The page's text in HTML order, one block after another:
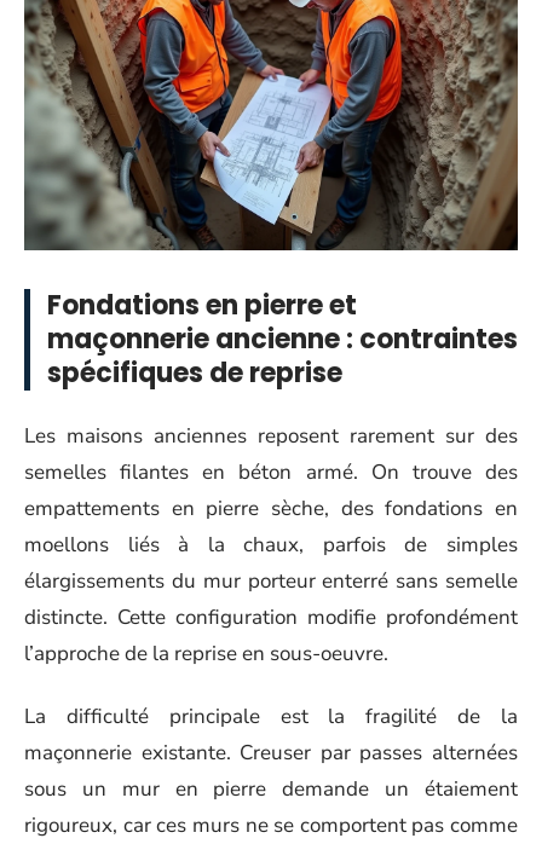
Fondations en pierre et
maçonnerie ancienne : contraintes
spécifiques de reprise
Les maisons anciennes reposent rarement sur des
semelles filantes en béton armé. On trouve des
empattements en pierre sèche, des fondations en
moellons liés à la chaux, parfois de simples
élargissements du mur porteur enterré sans semelle
distincte. Cette configuration modifie profondément
l’approche de la reprise en sous-oeuvre.
La difficulté principale est la fragilité de la
maçonnerie existante. Creuser par passes alternées
sous un mur en pierre demande un étaiement
rigoureux, car ces murs ne se comportent pas comme